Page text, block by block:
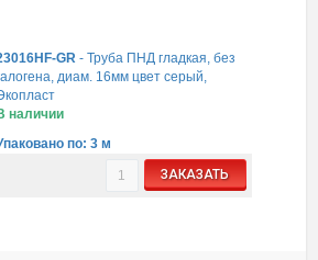
GR -Труба ПНД гладкая, без
диам. 16мм цвет серый,
наличии
по: 3 м
ЗАКАЗАТЬ